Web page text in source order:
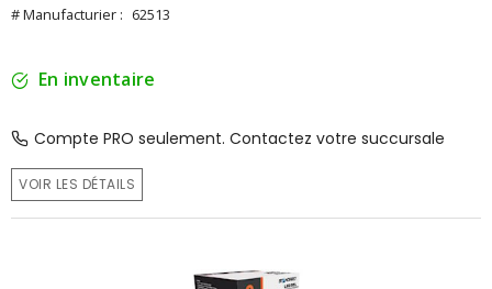
# Manufacturier : 62513
En inventaire
Compte PRO seulement. Contactez votre succursale
VOIR LES DÉTAILS